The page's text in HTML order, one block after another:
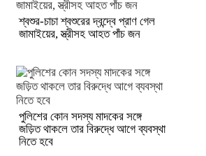
শ্বশুর-চাচা শ্বশুরের দ্বন্দ্বে প্রাণ গেল
জামাইয়ের, স্ত্রীসহ আহত পাঁচ জন
পুলিশের কোন সদস্য মাদকের সঙ্গে
জড়িত থাকলে তার বিরুদ্ধে আগে ব্যবস্থা
নিতে হবে